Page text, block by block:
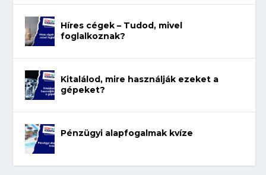
Híres cégek – Tudod, mivel
foglalkoznak?
Kitalálod, mire használják ezeket a
gépeket?
Pénzügyi alapfogalmak kvíze